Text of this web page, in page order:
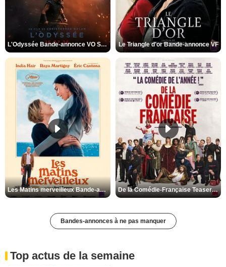
L'Odyssée Bande-annonce VO STFR Le Triangle d'or Bande-annonce VF
Les Matins merveilleux Bande-annonce VF De la Comédie-Française Teaser VF
Bandes-annonces à ne pas manquer
Top actus de la semaine